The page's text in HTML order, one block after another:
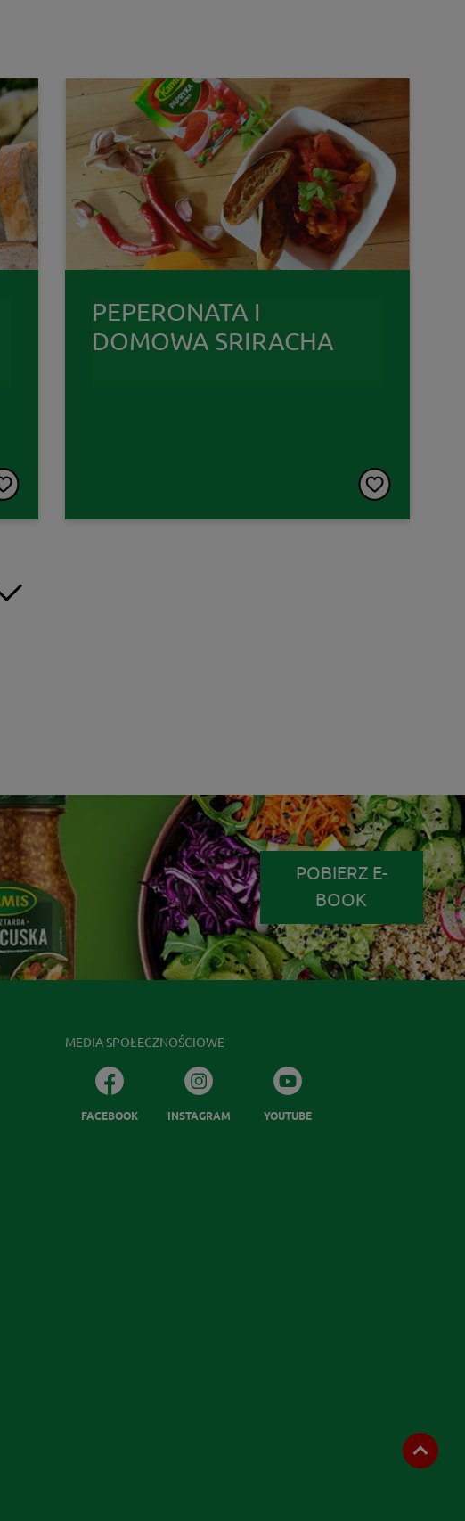
PEPERONATA I
DOMOWA SRIRACHA
POBIERZ E-
BOOK
MEDIA SPOŁECZNOŚCIOWE
FACEBOOK INSTAGRAM YOUTUBE